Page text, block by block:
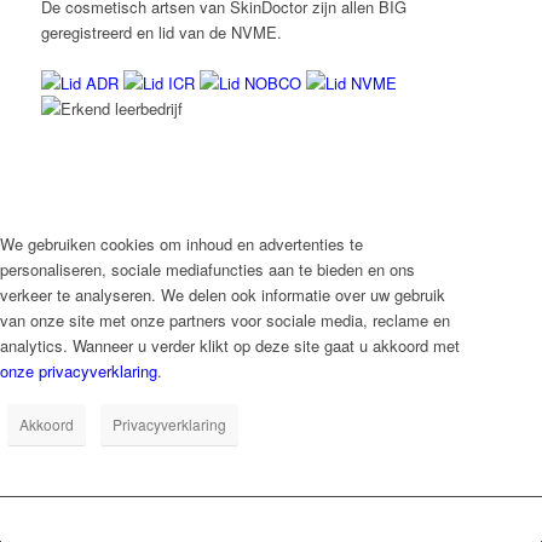
De cosmetisch artsen van SkinDoctor zijn allen BIG
geregistreerd en lid van de NVME.
We gebruiken cookies om inhoud en advertenties te
personaliseren, sociale mediafuncties aan te bieden en ons
verkeer te analyseren. We delen ook informatie over uw gebruik
van onze site met onze partners voor sociale media, reclame en
analytics. Wanneer u verder klikt op deze site gaat u akkoord met
onze privacyverklaring.
Akkoord Privacyverklaring